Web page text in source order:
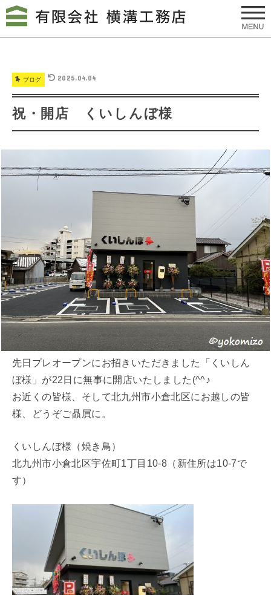
ブログ 2025.04.04
祝・開店 くいしんぼ様
先日プレオープンにお招きいただきました「くいしん
ぼ様」が22日に無事に開店いたしました(^^♪
お近くの皆様、そして北九州市小倉北区にお越しの皆
様、どうぞご贔屓に。
くいしんぼ様（焼き鳥）
北九州市小倉北区宇佐町1丁目10-8（新住所は10-7で
す）